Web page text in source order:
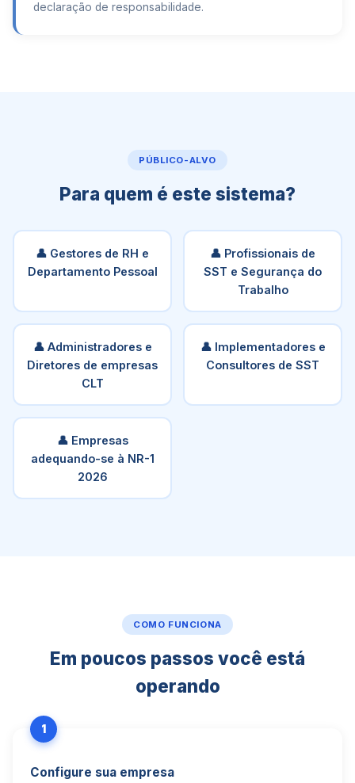
declaração de responsabilidade.
PÚBLICO-ALVO
Para quem é este sistema?
👤 Gestores de RH e
Departamento Pessoal
👤 Profissionais de
SST e Segurança do
Trabalho
👤 Administradores e
Diretores de empresas
CLT
👤 Implementadores e
Consultores de SST
👤 Empresas
adequando-se à NR-1
2026
COMO FUNCIONA
Em poucos passos você está
operando
1
Configure sua empresa